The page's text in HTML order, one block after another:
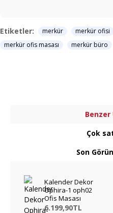
Etiketler: merkür merkür ofisi
merkür ofis masası
merkür büro
Benzer
Çok
Son
Kalender Dekor
Ophira-1 oph02
Ofis Masası
6.199,90TL